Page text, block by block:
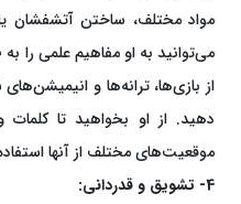
مواد مختلف، ساختن
می‌توانید به او مفاهیم علمی را
از بازی‌ها، ترانه‌ها و
دهید. از او بخواهید تا
موقعیت‌های مختلف از آنها
4- تشویق و قدردانی: